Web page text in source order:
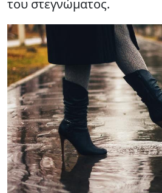
του στεγνώματος.